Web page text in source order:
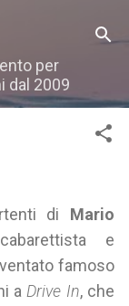
per
dal 2009
di Mario
e
famoso
a Drive In, che